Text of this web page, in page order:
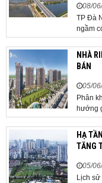
08/
TP Đà
ngầm
qua
dựng
NHÀ
BÁN
05/
Phân
hướng
trường
rao
Minh,
HẠ
TĂNG
05/
Lịch sử